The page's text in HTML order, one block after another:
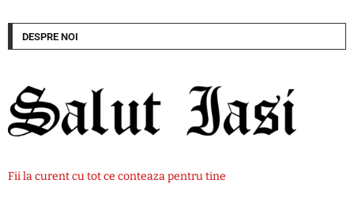
DESPRE NOI
Fii la curent cu tot ce conteaza pentru tine